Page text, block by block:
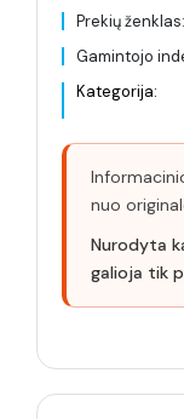
Prekių ženklas:
Gamintojo
Kategorija:
nuo
Nurodyta
galioja tik